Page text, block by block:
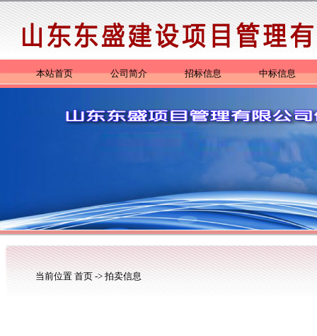
本站首页 公司简介 招标信息 中标信息
当前位置 首页 -> 拍卖信息